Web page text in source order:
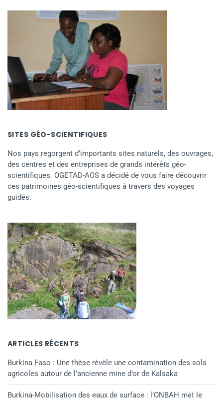
SITES GÉO-SCIENTIFIQUES
Nos pays regorgent d’importants sites naturels, des ouvrages,
des centres et des entreprises de grands intérêts géo-
scientifiques. OGETAD-AOS a décidé de vous faire découvrir
ces patrimoines géo-scientifiques à travers des voyages
guidés.
ARTICLES RÉCENTS
Burkina Faso : Une thèse révèle une contamination des sols
agricoles autour de l’ancienne mine d’or de Kalsaka
Burkina-Mobilisation des eaux de surface : l’ONBAH met le